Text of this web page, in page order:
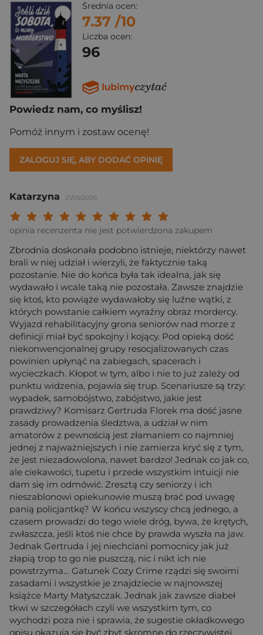
Średnia ocen:
7.37 /10
Liczba ocen:
96
Powiedz nam, co myślisz!
Pomóż innym i zostaw ocenę!
ZALOGUJ SIĘ, ABY DODAĆ OPINIĘ
Katarzyna 21/05/2026
Twoja ocena:
Twoja ocena: Wybitna 9/
Twoja ocena: Rewelacyjna 8/
Twoja ocena: Bardzo dobra 7/10"
Twoja ocena: Dobra 6/10"
Twoja ocena: Przeciętna 5/10"
Twoja ocena: Może być 4/10"
Twoja ocena: Słaba 3/10"
Twoja ocena: Bardzo słaba 2/10"
Twoja ocena: Beznadziejna 1/10"
opinia recenzenta nie jest potwierdzona zakupem
Zbrodnia doskonała podobno istnieje, niektórzy nawet
brali w niej udział i wierzyli, że faktycznie taką
pozostanie. Nie do końca była tak idealna, jak się
wydawało i wcale taką nie pozostała. Zawsze znajdzie
się ktoś, kto powiąże wydawałoby się luźne wątki, z
których powstanie całkiem wyraźny obraz mordercy.
Wyjazd rehabilitacyjny grona seniorów nad morze z
definicji miał być spokojny i kojący. Pod opieką dość
niekonwencjonalnej grupy resocjalizowanych czas
powinien upłynąć na zabiegach, spacerach i
wycieczkach. Kłopot w tym, albo i nie to już zależy od
punktu widzenia, pojawia się trup. Scenariusze są trzy:
wypadek, samobójstwo, zabójstwo, jakie jest
prawdziwy? Komisarz Gertruda Florek ma dość jasne
zasady prowadzenia śledztwa, a udział w nim
amatorów z pewnością jest złamaniem co najmniej
jednej z najważniejszych i nie zamierza kryć się z tym,
że jest niezadowolona, nawet bardzo! Jednak co jak co,
ale ciekawości, tupetu i przede wszystkim intuicji nie
dam się im odmówić. Zresztą czy seniorzy i ich
nieszablonowi opiekunowie muszą brać pod uwagę
panią policjantkę? W końcu wszyscy chcą jednego, a
czasem prowadzi do tego wiele dróg, bywa, że krętych,
zwłaszcza, jeśli ktoś nie chce by prawda wyszła na jaw.
Jednak Gertruda i jej niechciani pomocnicy jak już
złapią trop to go nie puszczą, nic i nikt ich nie
powstrzyma… Gatunek Cozy Crime rządzi się swoimi
zasadami i wszystkie je znajdziecie w najnowszej
książce Marty Matyszczak. Jednak jak zawsze diabeł
tkwi w szczegółach czyli we wszystkim tym, co
wychodzi poza nie i sprawia, że sugestie okładkowego
opisu okazują się być zbyt skromne do rzeczywistej